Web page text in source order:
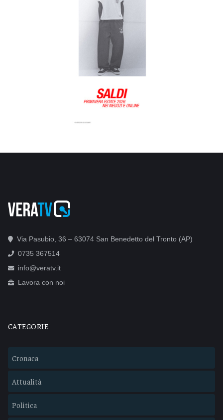
Via Pasubio, 36 – 63074 San Benedetto del Tronto (AP)
0735 367514
info@veratv.it
Lavora con noi
CATEGORIE
Cronaca
Attualità
Politica